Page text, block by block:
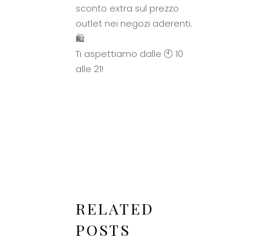
sconto extra sul prezzo
outlet nei negozi aderenti.
🛍️
Ti aspettiamo dalle 🕙 10
alle 21!
RELATED
POSTS